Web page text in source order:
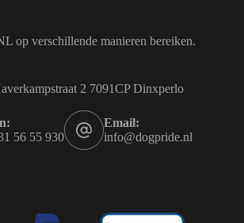
op verschillende manieren bereiken.
2 7091CP Dinxperlo
56 55 930
Email:
info@dogpride.nl